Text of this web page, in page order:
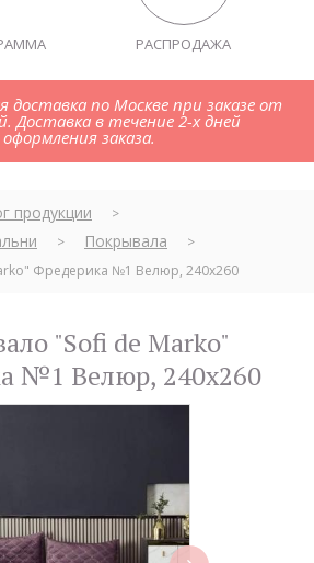
РАСПРОДАЖА
доставка по Москве при заказе от
Доставка в течение 2-х дней
заказа.
продукции >
> Покрывала
>
Фредерика №1 Велюр, 240х260
№1 Велюр, 240х260
next